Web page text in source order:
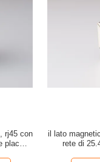
rj45 con
il
il lato
rete di